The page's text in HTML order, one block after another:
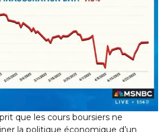
que les cours boursiers ne
la politique économique d’un